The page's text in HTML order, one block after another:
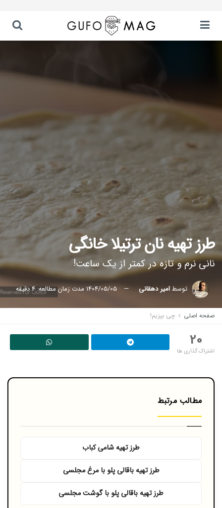
طرز تهیه نان ترتیلا خانگی
نانی نرم و تازه در کمتر از یک ساعت!
توسطامیر دهقانی 1404/05/05مدت زمان مطالعه: 4 دقیقه
صفحه اصلی چی بپزیم!
20
اشتراک گذاری ها
مطالب مرتبط
طرز تهیه شامی کباب
طرز تهیه باقالی پلو با مرغ مجلسی
طرز تهیه باقالی پلو با گوشت مجلسی